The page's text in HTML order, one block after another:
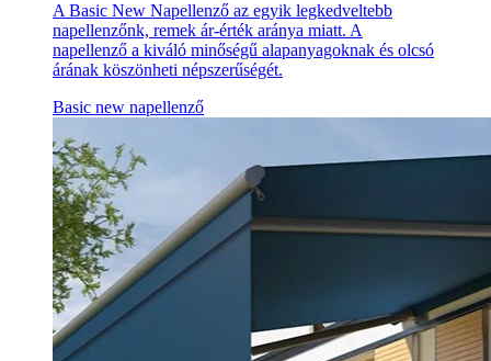
A Basic New Napellenző az egyik legkedveltebb
napellenzőnk, remek ár-érték aránya miatt. A
napellenző a kiváló minőségű alapanyagoknak és olcsó
árának köszönheti népszerűségét.
Basic new napellenző